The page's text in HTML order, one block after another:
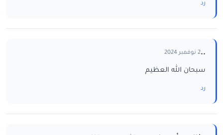
رد
..2 نوفمبر 2024
سبحان الله العظيم
رد